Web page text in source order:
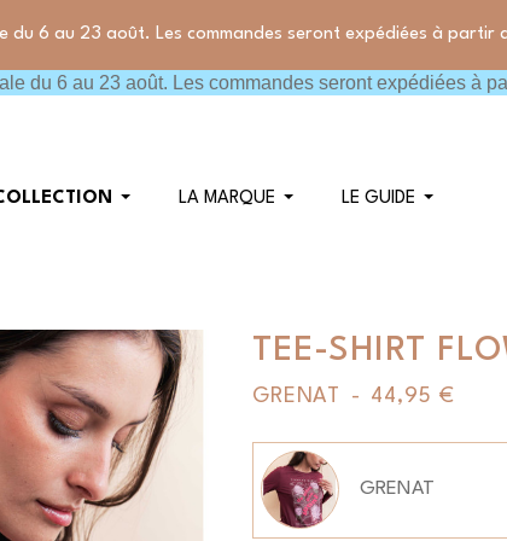
du 6 au 23 août. Les commandes seront expédiées à partir
du 6 au 23 août. Les commandes seront expédiées à
LA MARQUE LE GUIDE
TEE-SHIRT
GRENAT - 44,95 €
Couleur
GRENAT